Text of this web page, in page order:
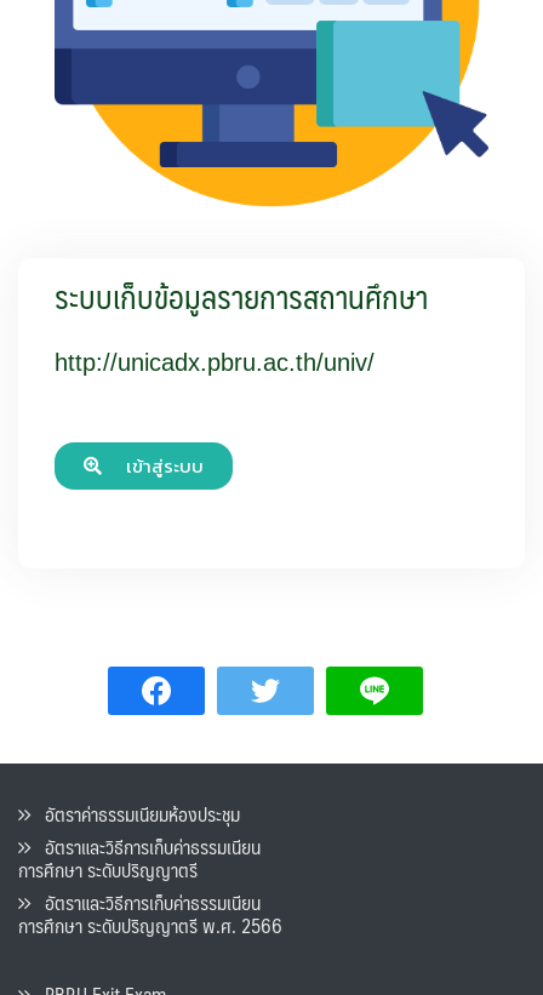
ระบบเก็บข้อมูลรายการสถานศึกษา
http://unicadx.pbru.ac.th/univ/
เข้าสู่ระบบ
อัตราค่าธรรมเนียมห้องประชุม
อัตราและวิธีการเก็บค่าธรรมเนียน
การศึกษา ระดับปริญญาตรี
อัตราและวิธีการเก็บค่าธรรมเนียน
การศึกษา ระดับปริญญาตรี พ.ศ. 2566